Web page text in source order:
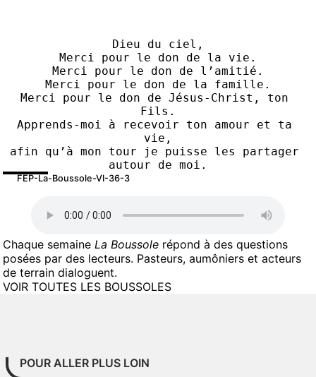
Dieu du ciel,
Merci pour le don de la vie.
Merci pour le don de l’amitié.
Merci pour le don de la famille.
Merci pour le don de Jésus-Christ, ton
Fils.
Apprends-moi à recevoir ton amour et ta
vie,
afin qu’à mon tour je puisse les partager
autour de moi.
FEP-La-Boussole-VI-36-3
Chaque semaine La Boussole répond à des questions
posées par des lecteurs. Pasteurs, aumôniers et acteurs
de terrain dialoguent.
VOIR TOUTES LES BOUSSOLES
POUR ALLER PLUS LOIN